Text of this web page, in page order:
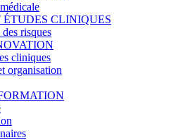
ÉTUDES CLINIQUES
risques
cliniques
organisation